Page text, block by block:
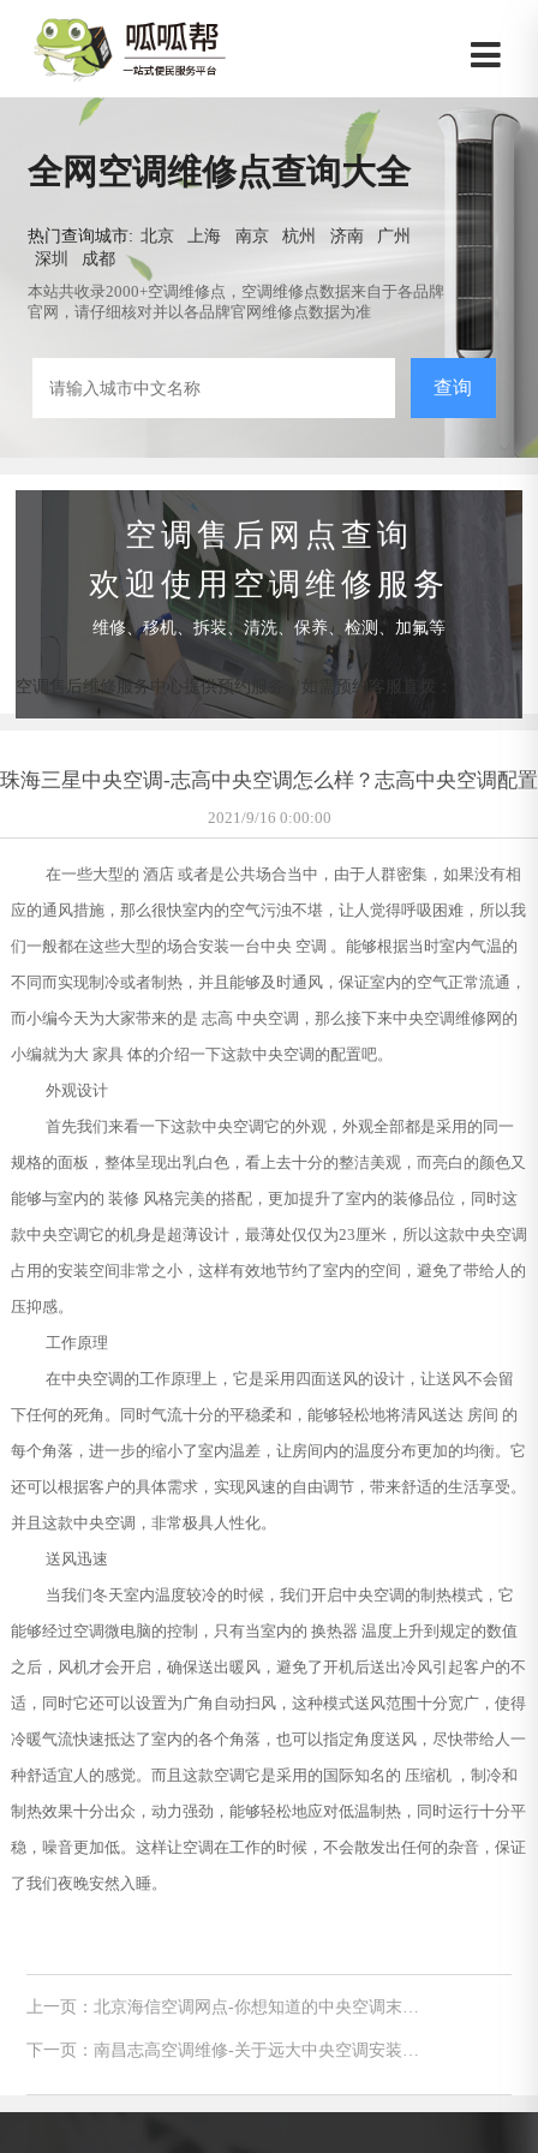
全网空调维修点查询大全
热门查询城市: 北京 上海 南京 杭州 济南
广州
深圳
成都
本站共收录2000+空调维修点，空调维修点数据来自于各品牌
官网，请仔细核对并以各品牌官网维修点数据为准
查询
空调售后网点查询
欢迎使用空调维修服务
维修、移机、拆装、清洗、保养、检测、加氟等
空调售后维修服务中心提供预约服务，如需预约客服直拨：
珠海三星中央空调-志高中央空调怎么样？志高中央空调配置
2021/9/16 0:00:00
在一些大型的 酒店 或者是公共场合当中，由于人群密集，如果没有相
应的通风措施，那么很快室内的空气污浊不堪，让人觉得呼吸困难，所以我
们一般都在这些大型的场合安装一台中央 空调 。能够根据当时室内气温的
不同而实现制冷或者制热，并且能够及时通风，保证室内的空气正常流通，
而小编今天为大家带来的是 志高 中央空调，那么接下来中央空调维修网的
小编就为大 家具 体的介绍一下这款中央空调的配置吧。
外观设计
首先我们来看一下这款中央空调它的外观，外观全部都是采用的同一
规格的面板，整体呈现出乳白色，看上去十分的整洁美观，而亮白的颜色又
能够与室内的 装修 风格完美的搭配，更加提升了室内的装修品位，同时这
款中央空调它的机身是超薄设计，最薄处仅仅为23厘米，所以这款中央空调
占用的安装空间非常之小，这样有效地节约了室内的空间，避免了带给人的
压抑感。
工作原理
在中央空调的工作原理上，它是采用四面送风的设计，让送风不会留
下任何的死角。同时气流十分的平稳柔和，能够轻松地将清风送达 房间 的
每个角落，进一步的缩小了室内温差，让房间内的温度分布更加的均衡。它
还可以根据客户的具体需求，实现风速的自由调节，带来舒适的生活享受。
并且这款中央空调，非常极具人性化。
送风迅速
当我们冬天室内温度较冷的时候，我们开启中央空调的制热模式，它
能够经过空调微电脑的控制，只有当室内的 换热器 温度上升到规定的数值
之后，风机才会开启，确保送出暖风，避免了开机后送出冷风引起客户的不
适，同时它还可以设置为广角自动扫风，这种模式送风范围十分宽广，使得
冷暖气流快速抵达了室内的各个角落，也可以指定角度送风，尽快带给人一
种舒适宜人的感觉。而且这款空调它是采用的国际知名的 压缩机 ，制冷和
制热效果十分出众，动力强劲，能够轻松地应对低温制热，同时运行十分平
稳，噪音更加低。这样让空调在工作的时候，不会散发出任何的杂音，保证
了我们夜晚安然入睡。
上一页：北京海信空调网点-你想知道的中央空调末端
下一页：南昌志高空调维修-关于远大中央空调安装的